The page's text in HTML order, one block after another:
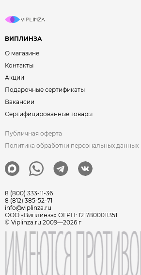
ВИПЛИНЗА
О магазине
Контакты
Акции
Подарочные сертификаты
Вакансии
Сертифицированные товары
Публичная оферта
Политика обработки персональных данных
8 (800) 333-11-36
8 (812) 385-52-71
info@viplinza.ru
ООО «Виплинза» ОГРН: 1217800011351
© Viplinza.ru 2009—2026 г